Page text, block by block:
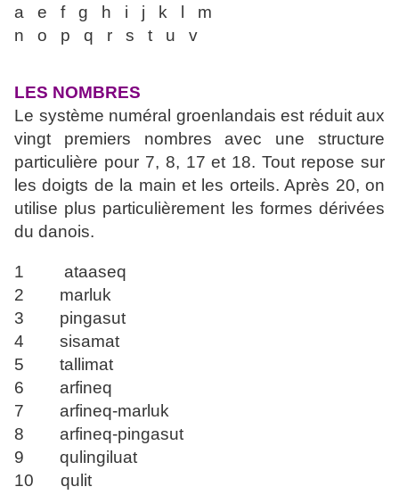
a e f g h i j k l m
n o p q r s t u v
LES NOMBRES
Le système numéral groenlandais est réduit aux
vingt premiers nombres avec une structure
particulière pour 7, 8, 17 et 18. Tout repose sur
les doigts de la main et les orteils. Après 20, on
utilise plus particulièrement les formes dérivées
du danois.
1 ataaseq
2 marluk
3 pingasut
4 sisamat
5 tallimat
6 arfineq
7 arfineq-marluk
8 arfineq-pingasut
9 qulingiluat
10 qulit